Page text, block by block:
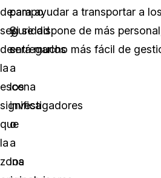
de
seguridad
de
la
escena
significa
que
la
zona
campo
y
entregarlos
a
los
investigadores
o
a
los
para ayudar a transportar a
Si se dispone de más
será mucho más fácil de